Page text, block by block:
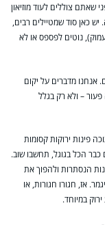
צוללים לעוד מוזיאון
כאן סוד שמטיילים רבים,
נוטים לפספס או לא
אנחנו מדברים על יקום
– ולא רק בגלל
פינות ירוקות קסומות
הכל בגוגל, תחשבו שוב.
הנסתרות ולהפוך את
אז, חגורו חגורות, או
במיוחד.